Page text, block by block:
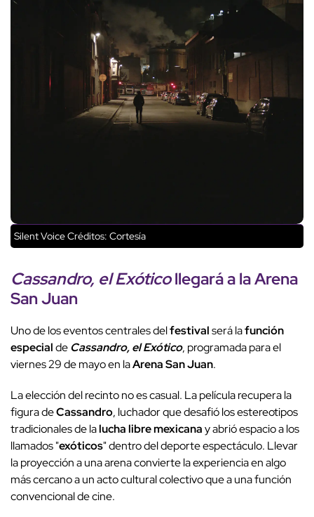
Silent VoiceCréditos: Cortesía
Cassandro, el Exóticollegará a laArena
San Juan
Uno de los eventos centrales delfestivalserá lafunción
especialdeCassandro, el Exótico, programada para el
viernes 29 de mayo en laArena San Juan.
La elección del recinto no es casual. La película recupera la
figura deCassandro, luchador que desafió los estereotipos
tradicionales de lalucha libre mexicanay abrió espacio a los
llamados "exóticos" dentro del deporte espectáculo. Llevar
la proyección a una arena convierte la experiencia en algo
más cercano a un acto cultural colectivo que a una función
convencional de cine.